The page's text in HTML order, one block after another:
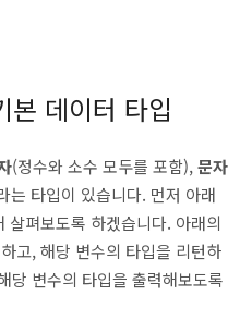
본 데이터 타입
(정수와 소수 모두를 포함),문자
는 타입이 있습니다. 먼저 아래
살펴보도록 하겠습니다. 아래의
고, 해당 변수의 타입을 리턴하
당 변수의 타입을 출력해보도록